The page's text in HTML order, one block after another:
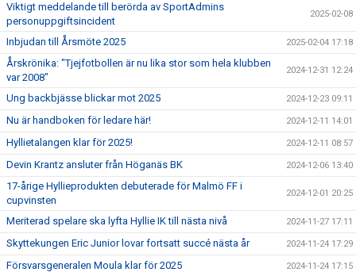
Viktigt meddelande till berörda av SportAdmins
personuppgiftsincident
2025-02-08
Inbjudan till Årsmöte 2025 2025-02-04 17:18
Årskrönika: "Tjejfotbollen är nu lika stor som hela klubben
var 2008"
2024-12-31 12:24
Ung backbjässe blickar mot 2025 2024-12-23 09:11
Nu är handboken för ledare här! 2024-12-11 14:01
Hyllietalangen klar för 2025! 2024-12-11 08:57
Devin Krantz ansluter från Höganäs BK 2024-12-06 13:40
17-årige Hyllieprodukten debuterade för Malmö FF i
cupvinsten
2024-12-01 20:25
Meriterad spelare ska lyfta Hyllie IK till nästa nivå 2024-11-27 17:11
Skyttekungen Eric Junior lovar fortsatt succé nästa år 2024-11-24 17:29
Försvarsgeneralen Moula klar för 2025 2024-11-24 17:15